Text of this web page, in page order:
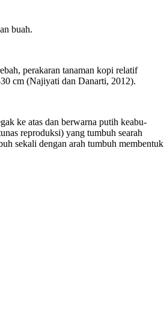
buah.
perakaran tanaman kopi relatif
cm (Najiyati dan Danarti, 2012).
ke atas dan berwarna putih keabu-
reproduksi) yang tumbuh searah
sekali dengan arah tumbuh membentuk